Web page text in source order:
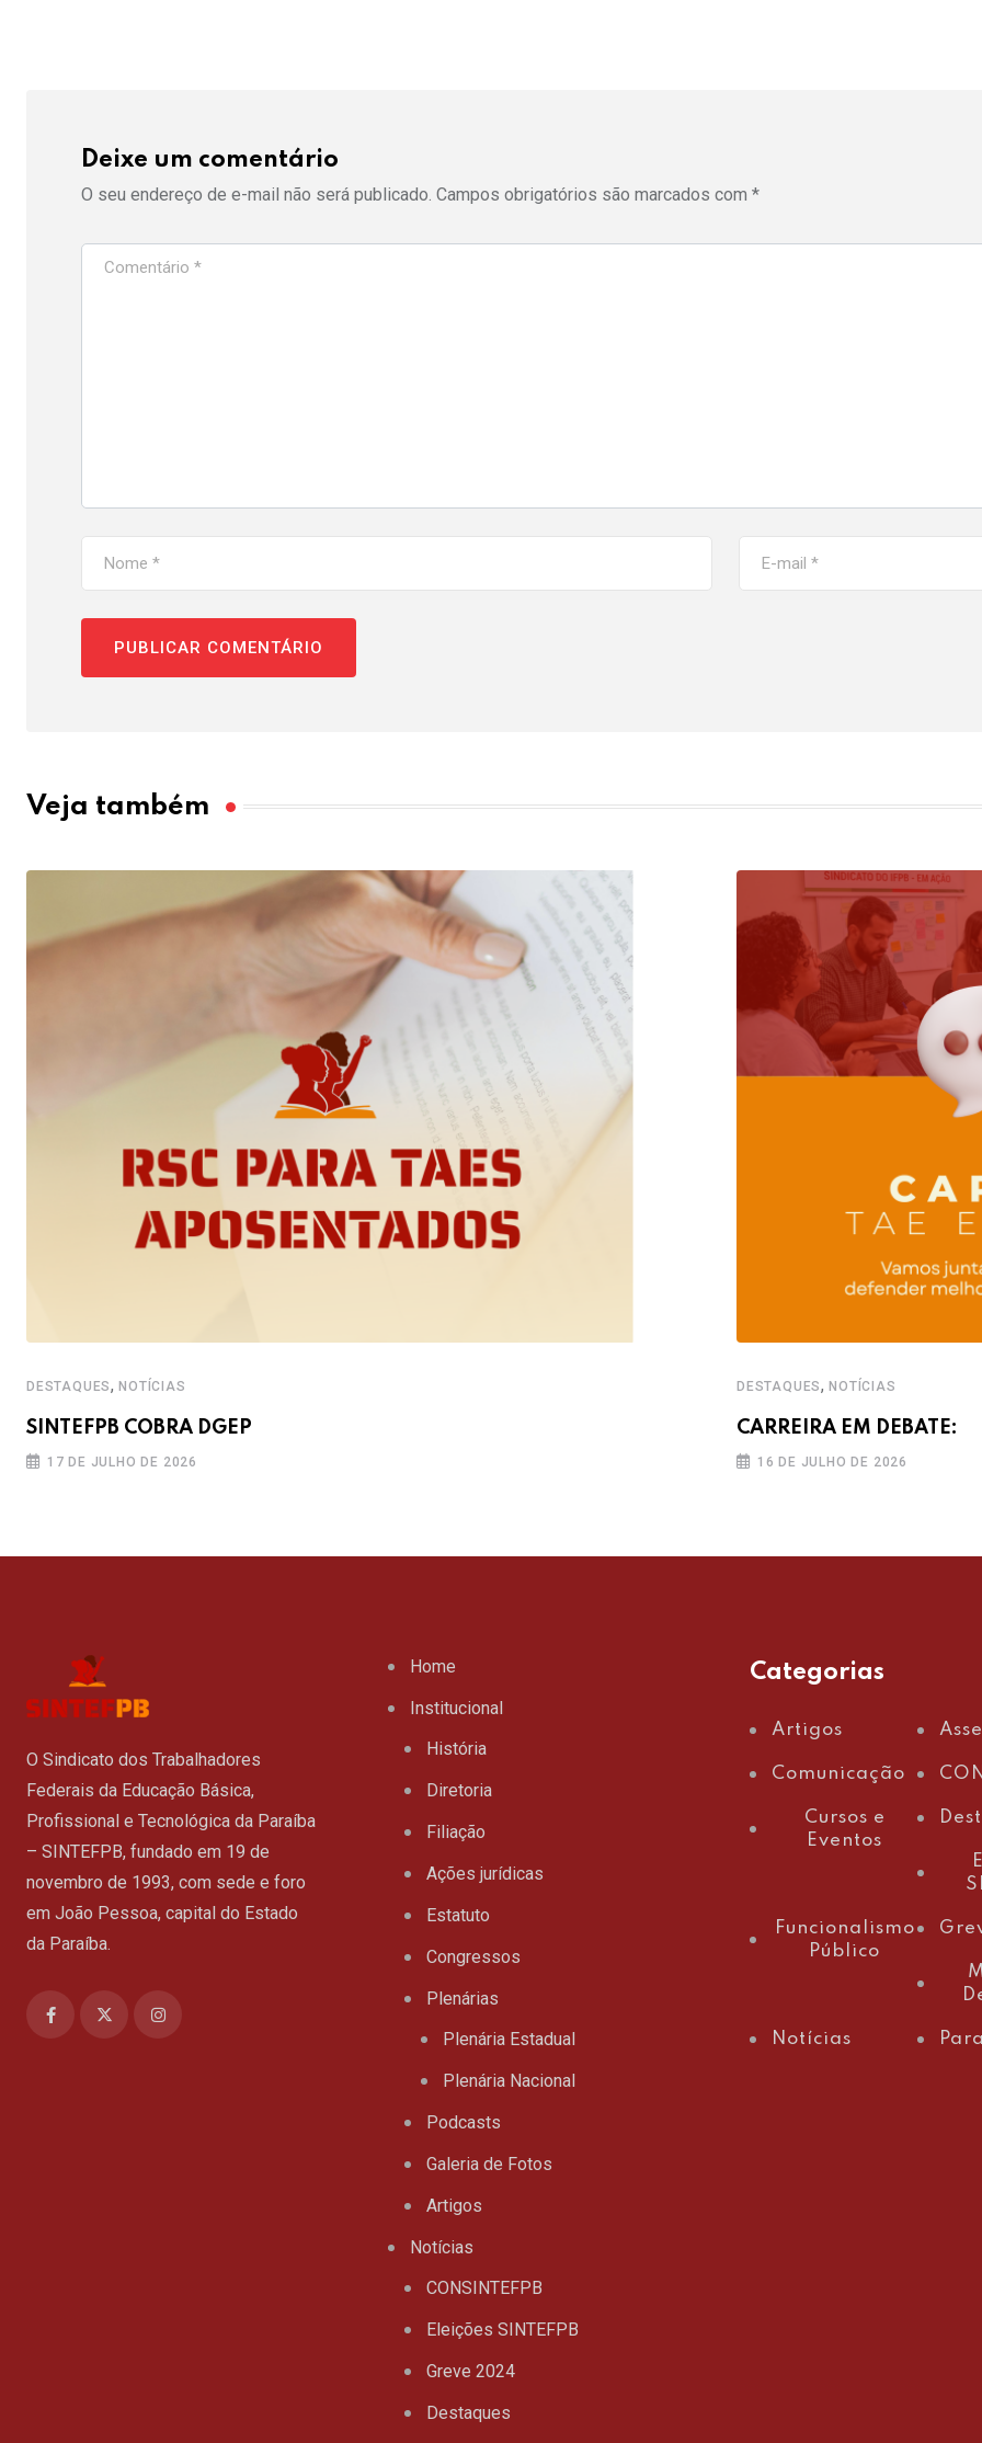
Deixe um comentário
O seu endereço de e-mail não será publicado. Campos obrigatórios são marcados com *
Veja também
DESTAQUES,NOTÍCIAS
SINTEFPB COBRA DGEP
17 DE JULHO DE 2026
DESTAQUES,NOTÍCIAS
CARREIRA EM DEBATE:
16 DE JULHO DE 2026
O Sindicato dos Trabalhadores
Federais da Educação Básica,
Profissional e Tecnológica da Paraíba
– SINTEFPB, fundado em 19 de
novembro de 1993, com sede e foro
em João Pessoa, capital do Estado
da Paraíba.
Home
Institucional
História
Diretoria
Filiação
Ações jurídicas
Estatuto
Congressos
Plenárias
Plenária Estadual
Plenária Nacional
Podcasts
Galeria de Fotos
Artigos
Notícias
CONSINTEFPB
Eleições SINTEFPB
Greve 2024
Destaques
Categorias
Artigos
Comunicação
Cursos e
Eventos
Funcionalismo
Público
Notícias